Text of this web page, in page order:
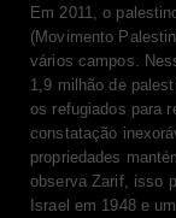
Em 2011, o
(Movimento
vários campos.
1,9 milhão de
os refugiados para
constatação
propriedades
observa Zarif, isso
Israel em 1948 e